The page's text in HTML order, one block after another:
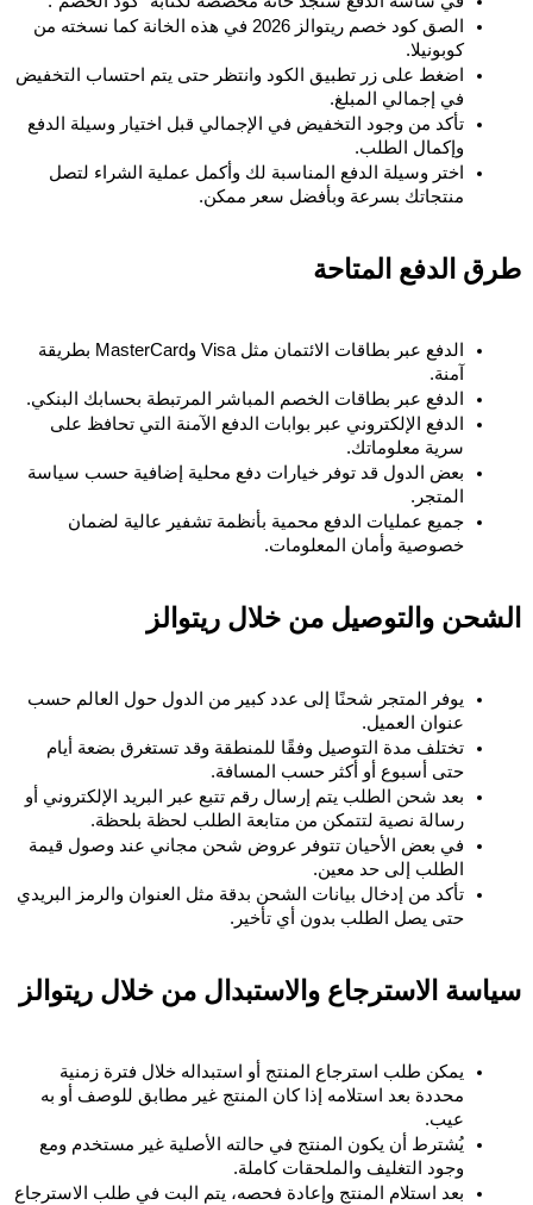
كوبونيلا.
في إجمالي المبلغ.
وإكمال الطلب.
منتجاتك بسرعة وبأفضل سعر ممكن.
طرق الدفع المتاحة
آمنة.
الدفع عبر بطاقات الخصم المباشر المرتبطة بحسابك البنكي.
سرية معلوماتك.
المتجر.
خصوصية وأمان المعلومات.
الشحن والتوصيل من خلال ريتوالز
عنوان العميل.
حتى أسبوع أو أكثر حسب المسافة.
رسالة نصية لتتمكن من متابعة الطلب لحظة بلحظة.
الطلب إلى حد معين.
حتى يصل الطلب بدون أي تأخير.
سياسة الاسترجاع والاستبدال من خلال ريتوالز
عيب.
وجود التغليف والملحقات كاملة.